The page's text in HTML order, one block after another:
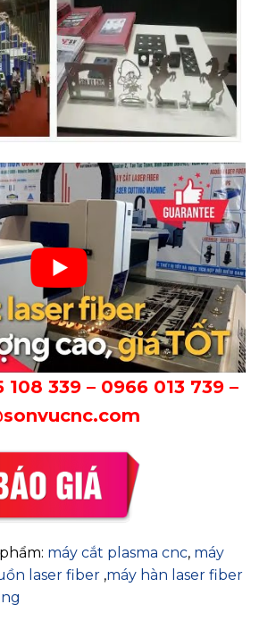
108 339 – 0966 013 739 –
máy cắt plasma cnc, máy
laser fiber ,máy hàn laser fiber